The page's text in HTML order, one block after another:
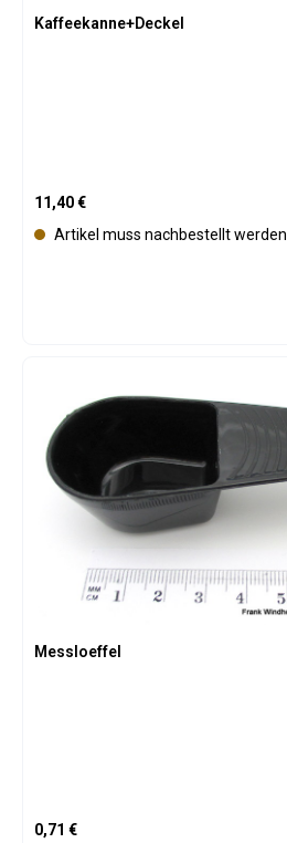
Kaffeekanne+Deckel
Regulärer Preis:
11,40 €
Artikel muss nachbestellt werden
Messloeffel
Regulärer Preis:
0,71 €